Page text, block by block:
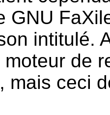
GNU
intitulé.
moteur de
mais ceci